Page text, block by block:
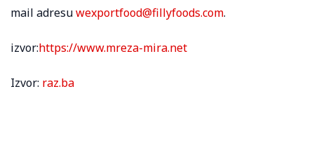
mail adresuwexportfood@fillyfoods.com.
izvor:https://www.mreza-mira.net
Izvor: raz.ba